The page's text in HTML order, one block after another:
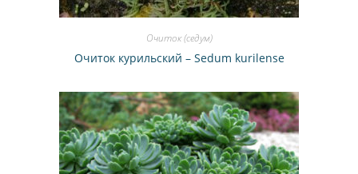
Очиток (седум)
Очиток курильский – Sedum kurilense